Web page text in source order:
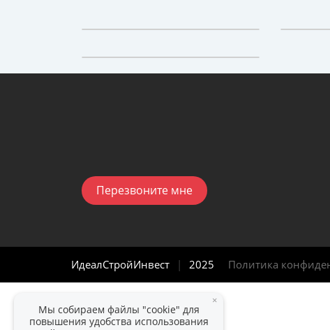
Перезвоните мне
ИдеалСтройИнвест | 2025 Политика
×
Мы собираем файлы "cookie" для
повышения удобства использования